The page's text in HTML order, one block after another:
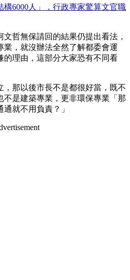
6000人」，行政專家驚算文官職
哲無保請回的結果仍提出看法，
業，就沒辦法全然了解都委會運
的理由，這部分大家恐有不同看
，那以後市長不是都很好當，既不
不是建築專業，更非環保專業「那
就不用負責？」